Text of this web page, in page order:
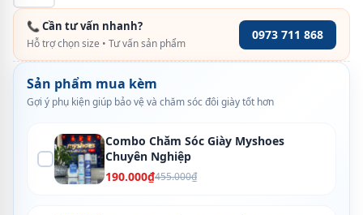
📞 Cần tư vấn nhanh?
Hỗ trợ chọn size • Tư vấn sản phẩm
0973 711 868
Sản phẩm mua kèm
Gợi ý phụ kiện giúp bảo vệ và chăm sóc đôi giày tốt hơn
Combo Chăm Sóc Giày Myshoes
Chuyên Nghiệp
190.000₫455.000₫